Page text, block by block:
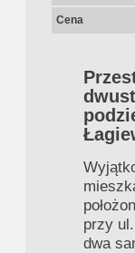
Cena
przy
dwa